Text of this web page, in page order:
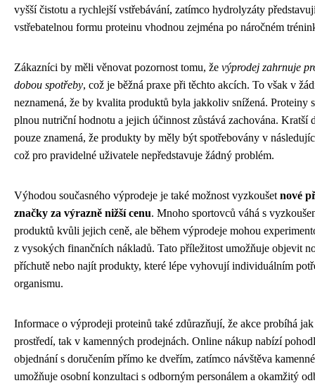
vyšší čistotu a rychlejší vstřebávání, zatímco hydrolyzáty
vstřebatelnou formu proteinu vhodnou zejména po náročném
Zákazníci by měli věnovat pozornost tomu, že výprodej zahrnuje
dobou spotřeby, což je běžná praxe při těchto akcích. To však v
neznamená, že by kvalita produktů byla jakkoliv snížená. Proteiny
plnou nutriční hodnotu a jejich účinnost zůstává zachována. Kratší
pouze znamená, že produkty by měly být spotřebovány v
což pro pravidelné uživatele nepředstavuje žádný problém.
Výhodou současného výprodeje je také možnost vyzkoušet nové
značky za výrazně nižší cenu. Mnoho sportovců váhá s
produktů kvůli jejich ceně, ale během výprodeje mohou
z vysokých finančních nákladů. Tato příležitost umožňuje objevit
příchutě nebo najít produkty, které lépe vyhovují individuálním
organismu.
Informace o výprodeji proteinů také zdůrazňují, že akce probíhá
prostředí, tak v kamenných prodejnách. Online nákup nabízí
objednání s doručením přímo ke dveřím, zatímco návštěva
umožňuje osobní konzultaci s odborným personálem a okamžitý